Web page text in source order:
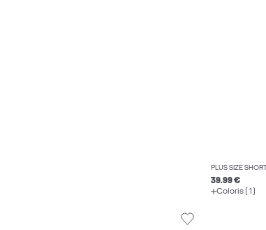
PLUS SIZE
39.99 €
Coloris (1)